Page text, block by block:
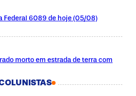
Federal 6089 de hoje (05/08)
morto em estrada de terra com